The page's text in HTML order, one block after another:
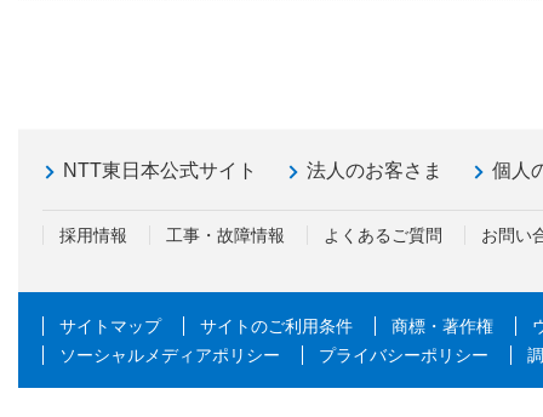
NTT東日本公式サイト 法人のお客さま 個人
採用情報 工事・故障情報 よくあるご質問 お問い
サイトマップ サイトのご利用条件 商標・著作権
ソーシャルメディアポリシー
プライバシーポリシー